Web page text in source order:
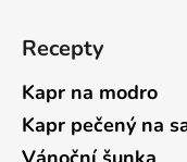
Recepty
Kapr na modro
Kapr pečený na